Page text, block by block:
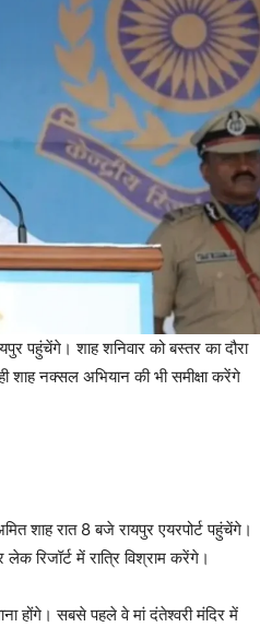
पहुंचेंगे। शाह शनिवार को बस्तर का दौरा
नक्सल अभियान की भी समीक्षा करेंगे
शाह रात 8 बजे रायपुर एयरपोर्ट पहुंचेंगे।
रिजॉर्ट में रात्रि विश्राम करेंगे।
होंगे। सबसे पहले वे मां दंतेश्वरी मंदिर में